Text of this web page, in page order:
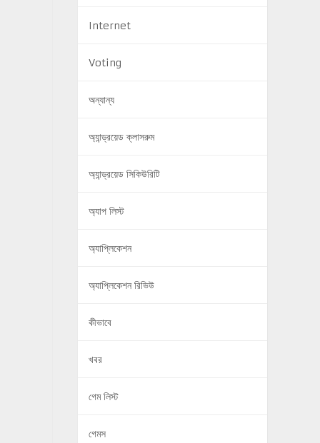
Internet
Voting
অন্যান্য
অ্যান্ড্রয়েড ক্লাসরুম
অ্যান্ড্রয়েড সিকিউরিটি
অ্যাপ লিস্ট
অ্যাপ্লিকেশন
অ্যাপ্লিকেশন রিভিউ
কীভাবে
খবর
গেম লিস্ট
গেমস